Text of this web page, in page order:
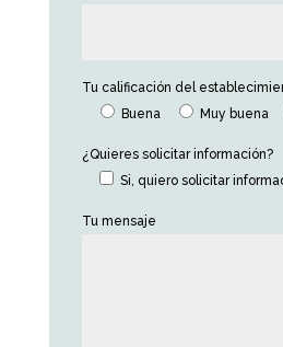
Tu calificación del
Buena
Muy buena
¿Quieres solicitar información?
Si, quiero solicitar
Tu mensaje